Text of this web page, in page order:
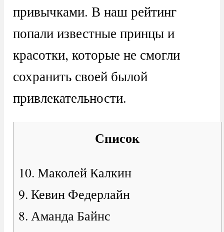
привычками. В наш рейтинг
попали известные принцы и
красотки, которые не смогли
сохранить своей былой
привлекательности.
Список
10. Маколей Калкин
9. Кевин Федерлайн
8. Аманда Байнс